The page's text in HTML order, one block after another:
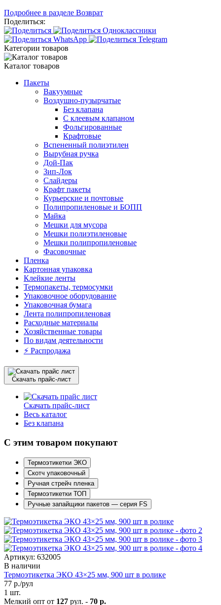
Подробнее в разделе Возврат
Поделиться:
Категории товаров
Каталог товаров
Пакеты
Вакуумные
Воздушно-пузырчатые
Без клапана
С клеевым клапаном
Фольгированные
Крафтовые
Вспененный полиэтилен
Вырубная ручка
Дой-Пак
Зип-Лок
Слайдеры
Крафт пакеты
Курьерские и почтовые
Полипропиленовые и БОПП
Майка
Мешки для мусора
Мешки полиэтиленовые
Мешки полипропиленовые
Фасовочные
Пленка
Картонная упаковка
Клейкие ленты
Термопакеты, термосумки
Упаковочное оборудование
Упаковочная бумага
Лента полипропиленовая
Расходные материалы
Хозяйственные товары
По видам деятельности
⚡️ Распродажа
Скачать прайс-лист
Скачать прайс-лист
Весь каталог
Без клапана
С этим товаром покупают
Термоэтикетки ЭКО
Скотч упаковочный
Ручная стрейч пленка
Термоэтикетки ТОП
Ручные запайщики пакетов — серия FS
Артикул: 632005
В наличии
Термоэтикетка ЭКО 43×25 мм, 900 шт в ролике
77 р./рул
1 шт.
Мелкий опт от 127 рул. - 70 р.